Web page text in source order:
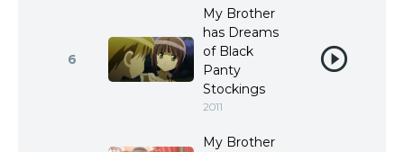
6
My Brother
has Dreams
of Black
Panty
Stockings
2011
My Brother